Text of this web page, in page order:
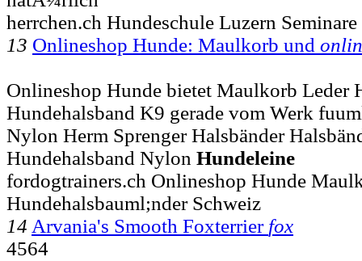
herrchen.ch Hundeschule Luzern
13 Onlineshop Hunde: Maulkorb und
Onlineshop Hunde bietet Maulkorb Leder
Hundehalsband K9 gerade vom Werk
Nylon Herm Sprenger Halsbänder
Hundehalsband Nylon Hundeleine
fordogtrainers.ch Onlineshop Hunde
Hundehalsbauml;nder Schweiz
14 Arvania's Smooth Foxterrier fox
4564